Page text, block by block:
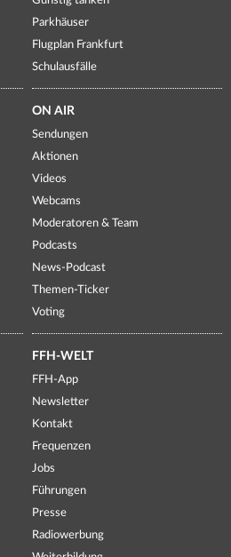
Parkhäuser
Flugplan Frankfurt
Schulausfälle
ON AIR
Sendungen
Aktionen
Videos
Webcams
Moderatoren & Team
Podcasts
News-Podcast
Themen-Ticker
Voting
FFH-WELT
FFH-App
Newsletter
Kontakt
Frequenzen
Jobs
Führungen
Presse
Radiowerbung